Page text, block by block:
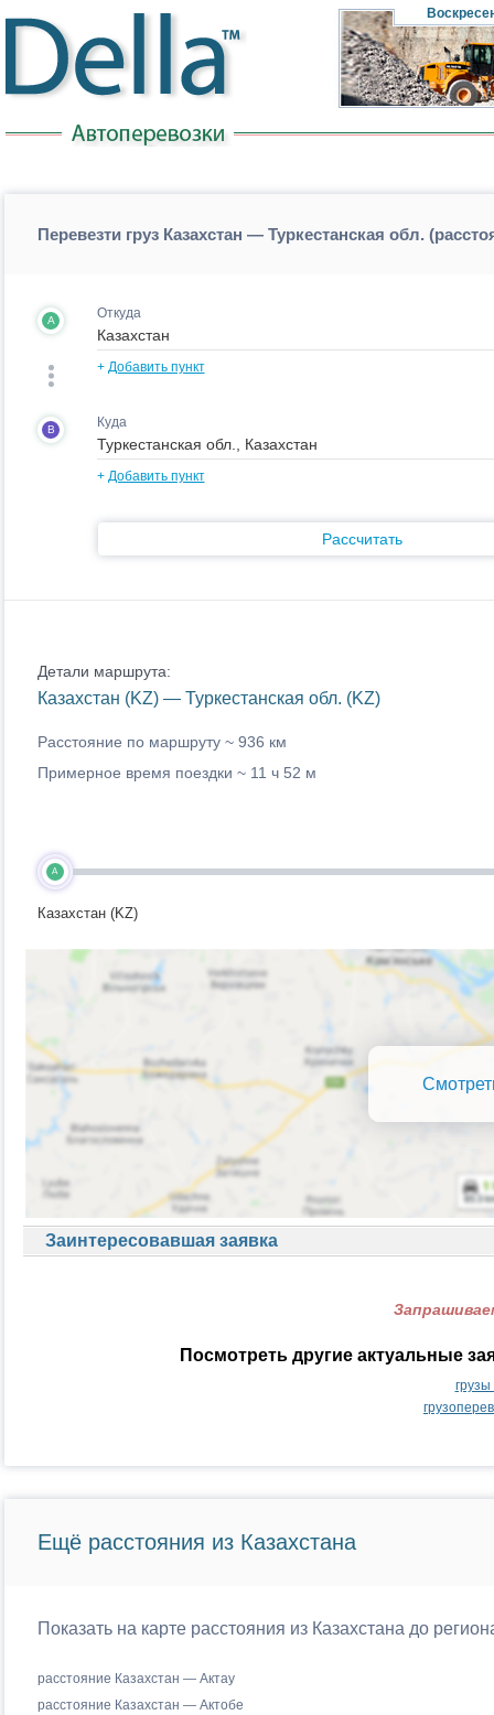
Перевезти груз Казахстан — Туркестанская обл.
A Откуда
+ Добавить пункт
B Куда
+ Добавить пункт
Рассчитать
Детали маршрута:
Казахстан (KZ) — Туркестанская обл. (KZ)
Расстояние по маршруту ~ 936 км
Примерное время поездки ~ 11 ч 52 м
A
Казахстан (KZ)
Заинтересовавшая заявка
Посмотреть другие актуальные
Ещё расстояния из Казахстана
Показать на карте расстояния из Казахстана до
расстояние Казахстан — Актау
расстояние Казахстан — Актобе